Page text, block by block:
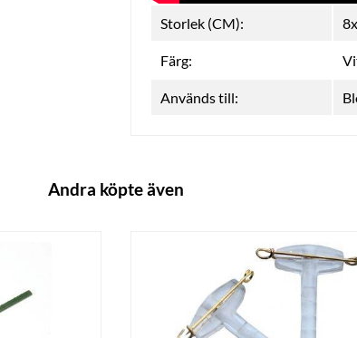
Storlek (CM):
Färg:
Används till:
Andra köpte även